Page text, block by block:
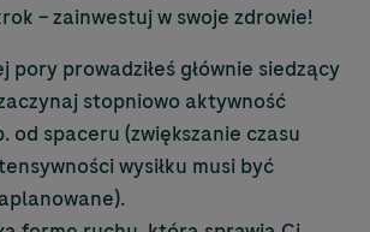
– zainwestuj w swoje zdrowie!
pory prowadziłeś głównie siedzący
stopniowo aktywność
od spaceru (zwiększanie czasu
wysiłku musi być